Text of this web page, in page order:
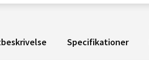
Specifikationer